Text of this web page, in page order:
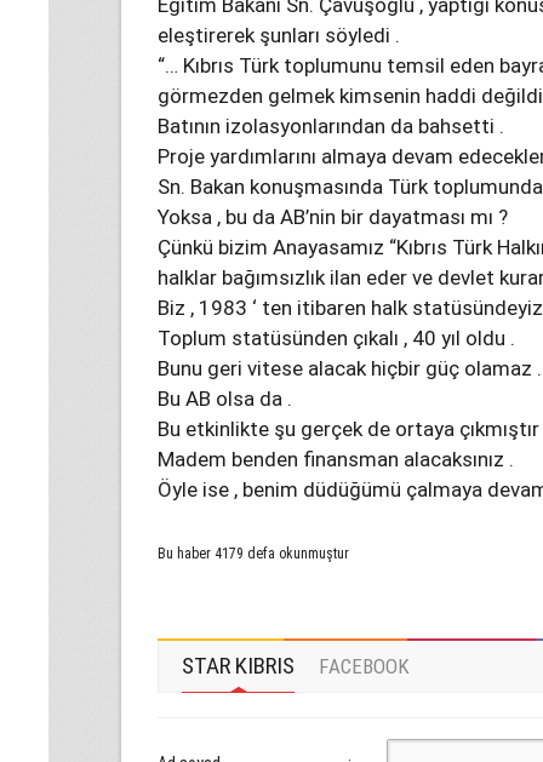
Eğitim Bakanı Sn. Çavuşoğlu , yaptığı
eleştirerek şunları söyledi .
“… Kıbrıs Türk toplumunu temsil eden
görmezden gelmek kimsenin haddi
Batının izolasyonlarından da bahsetti .
Proje yardımlarını almaya devam
Sn. Bakan konuşmasında Türk
Yoksa , bu da AB’nin bir dayatması mı ?
Çünkü bizim Anayasamız “Kıbrıs Türk
halklar bağımsızlık ilan eder ve devlet
Biz , 1983 ‘ ten itibaren halk
Toplum statüsünden çıkalı , 40 yıl oldu .
Bunu geri vitese alacak hiçbir güç olamaz .
Bu AB olsa da .
Bu etkinlikte şu gerçek de ortaya çıkmıştır
Madem benden finansman alacaksınız .
Öyle ise , benim düdüğümü çalmaya
Bu haber 4179 defa okunmuştur
STAR KIBRIS FACEBOOK